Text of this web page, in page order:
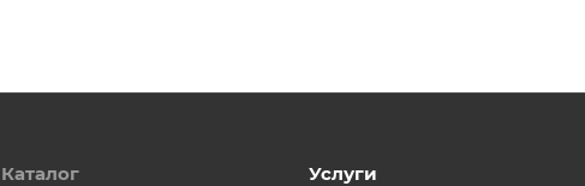
Каталог Услуги